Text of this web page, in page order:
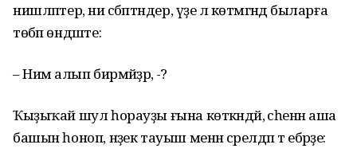
нишләптер, ни сәбәптәндер, үҙе лә көтмәгәндә быларға
төбәп өндәште:
– Нимә алып бирмәйҙәр, ә-ә?
Ҡыҙыҡай шул һорауҙы ғына көткәндәй, әсәһенән аша
башын һоноп, нәҙек тауыш менән сәрелдәп тә ебәрҙе: